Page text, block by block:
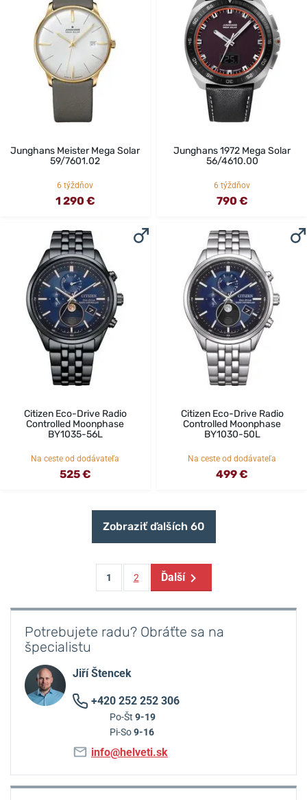
Junghans Meister Mega Solar
59/7601.02
6 týždňov
1 290 €
Junghans 1972 Mega Solar
56/4610.00
6 týždňov
790 €
Citizen Eco-Drive Radio
Controlled Moonphase
BY1035-56L
Na ceste od dodávateľa
525 €
Citizen Eco-Drive Radio
Controlled Moonphase
BY1030-50L
Na ceste od dodávateľa
499 €
Zobraziť ďalších 60
1 2 Ďalší
Potrebujete radu? Obráťte sa na
špecialistu
Jiří Štencek
+420 252 252 306
Po-Št 9-19
Pi-So9-16
info@helveti.sk